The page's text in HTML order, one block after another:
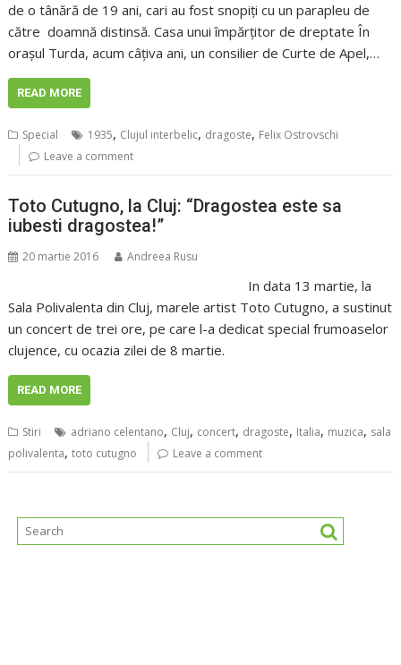
de o tânără de 19 ani, cari au fost snopiți cu un parapleu de
către doamnă distinsă. Casa unui împărțitor de dreptate În
orașul Turda, acum câțiva ani, un consilier de Curte de Apel,…
READ MORE
Special 1935, Clujul interbelic, dragoste, Felix Ostrovschi
Leave a comment
Toto Cutugno, la Cluj: “Dragostea este sa
iubesti dragostea!”
20 martie 2016 Andreea Rusu
In data 13 martie, la
Sala Polivalenta din Cluj, marele artist Toto Cutugno, a sustinut
un concert de trei ore, pe care l-a dedicat special frumoaselor
clujence, cu ocazia zilei de 8 martie.
READ MORE
Stiri adriano celentano, Cluj, concert, dragoste, Italia, muzica, sala
polivalenta,toto cutugno Leave a comment